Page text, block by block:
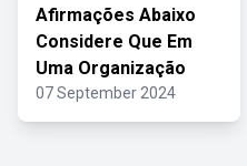
Afirmações Abaixo
Considere Que Em
Uma Organização
07 September 2024